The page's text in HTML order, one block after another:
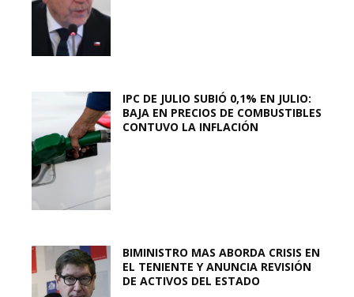
IPC DE JULIO SUBIÓ 0,1% EN JULIO:
BAJA EN PRECIOS DE COMBUSTIBLES
CONTUVO LA INFLACIÓN
BIMINISTRO MAS ABORDA CRISIS EN
EL TENIENTE Y ANUNCIA REVISIÓN
DE ACTIVOS DEL ESTADO